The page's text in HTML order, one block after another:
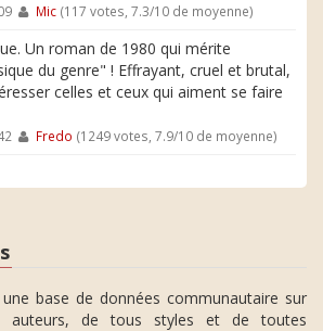
Mic(117 votes, 7.3/10 de moyenne)
Un roman de 1980 qui mérite
du genre" ! Effrayant, cruel et brutal,
celles et ceux qui aiment se faire
Fredo (1249 votes, 7.9/10 de moyenne)
base de données communautaire sur
auteurs, de tous styles et de toutes